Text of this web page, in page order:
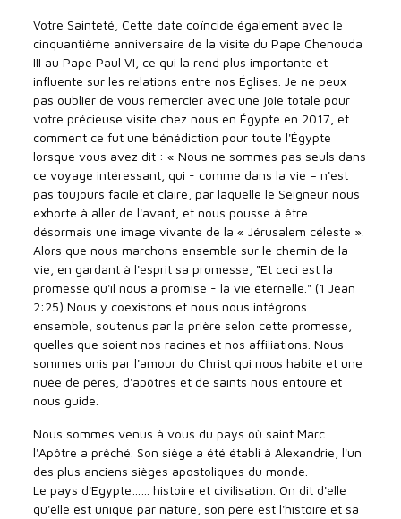
Votre Sainteté, Cette date coïncide également avec le
cinquantième anniversaire de la visite du Pape Chenouda
III au Pape Paul VI, ce qui la rend plus importante et
influente sur les relations entre nos Églises. Je ne peux
pas oublier de vous remercier avec une joie totale pour
votre précieuse visite chez nous en Égypte en 2017, et
comment ce fut une bénédiction pour toute l'Égypte
lorsque vous avez dit : « Nous ne sommes pas seuls dans
ce voyage intéressant, qui - comme dans la vie – n'est
pas toujours facile et claire, par laquelle le Seigneur nous
exhorte à aller de l'avant, et nous pousse à être
désormais une image vivante de la « Jérusalem céleste ».
Alors que nous marchons ensemble sur le chemin de la
vie, en gardant à l'esprit sa promesse, "Et ceci est la
promesse qu'il nous a promise - la vie éternelle." (1 Jean
2:25) Nous y coexistons et nous nous intégrons
ensemble, soutenus par la prière selon cette promesse,
quelles que soient nos racines et nos affiliations. Nous
sommes unis par l'amour du Christ qui nous habite et une
nuée de pères, d'apôtres et de saints nous entoure et
nous guide.
Nous sommes venus à vous du pays où saint Marc
l'Apôtre a prêché. Son siège a été établi à Alexandrie, l'un
des plus anciens sièges apostoliques du monde.
Le pays d'Egypte…… histoire et civilisation. On dit d'elle
qu'elle est unique par nature, son père est l'histoire et sa